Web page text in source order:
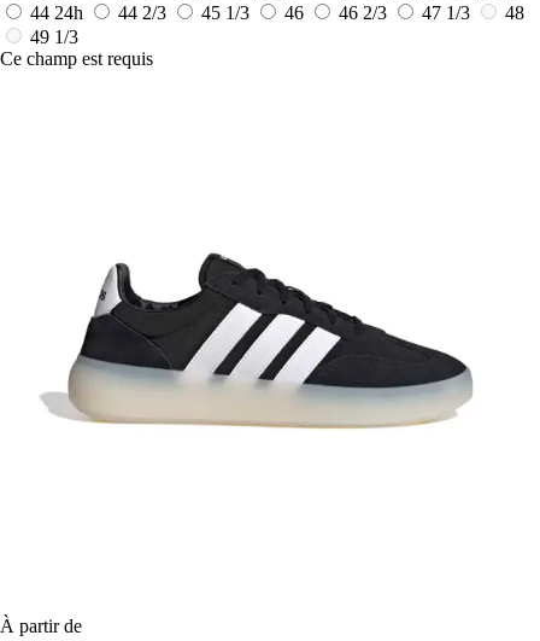
44 24h 44 2/3 45 1/3 46 46 2/3 47 1/3
48
49 1/3
Ce champ est requis
À partir de